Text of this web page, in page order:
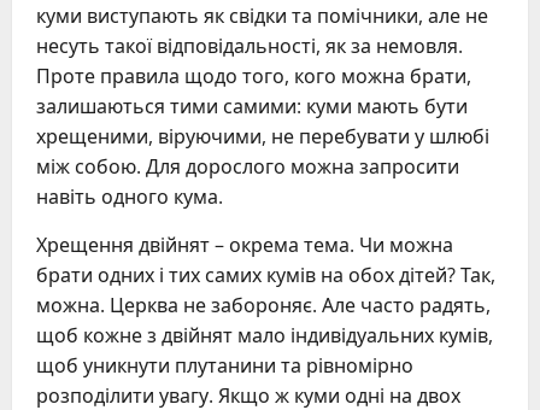
куми виступають як свідки та помічники, але не
несуть такої відповідальності, як за немовля.
Проте правила щодо того, кого можна брати,
залишаються тими самими: куми мають бути
хрещеними, віруючими, не перебувати у шлюбі
між собою. Для дорослого можна запросити
навіть одного кума.
Хрещення двійнят – окрема тема. Чи можна
брати одних і тих самих кумів на обох дітей? Так,
можна. Церква не забороняє. Але часто радять,
щоб кожне з двійнят мало індивідуальних кумів,
щоб уникнути плутанини та рівномірно
розподілити увагу. Якщо ж куми одні на двох